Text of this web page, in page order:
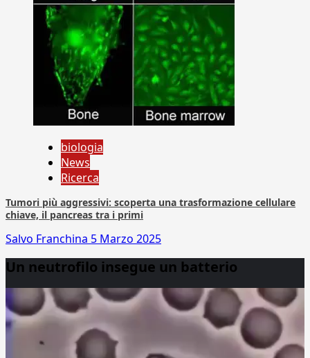
biologia
News
Ricerca
Tumori più aggressivi: scoperta una trasformazione cellulare
chiave, il pancreas tra i primi
Salvo Franchina 5 Marzo 2025
Un neutrofilo insegue un batterio
Player